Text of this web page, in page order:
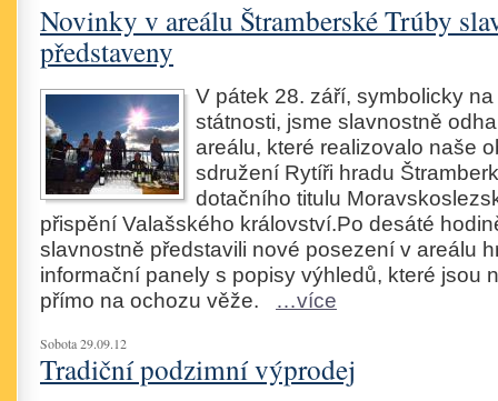
Novinky v areálu Štramberské Trúby
představeny
V pátek 28. září, symbolicky
státnosti, jsme slavnostně
areálu, které realizovalo naše
sdružení Rytíři hradu
dotačního titulu
přispění Valašského království.Po desáté
slavnostně představili nové posezení v areálu
informační panely s popisy výhledů, které jsou
přímo na ochozu věže. …více
Sobota 29.09.12
Tradiční podzimní výprodej